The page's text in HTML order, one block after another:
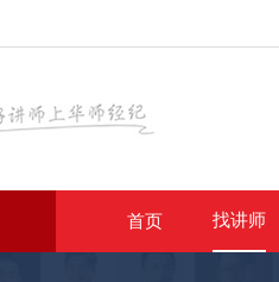
首页 找讲师